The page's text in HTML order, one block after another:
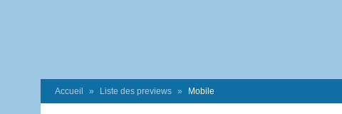
Accueil Liste des previews Mobile